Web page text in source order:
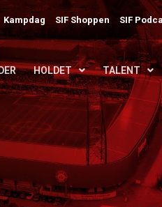
Kampdag SIF Shoppen SIF
HOLDET TALENT